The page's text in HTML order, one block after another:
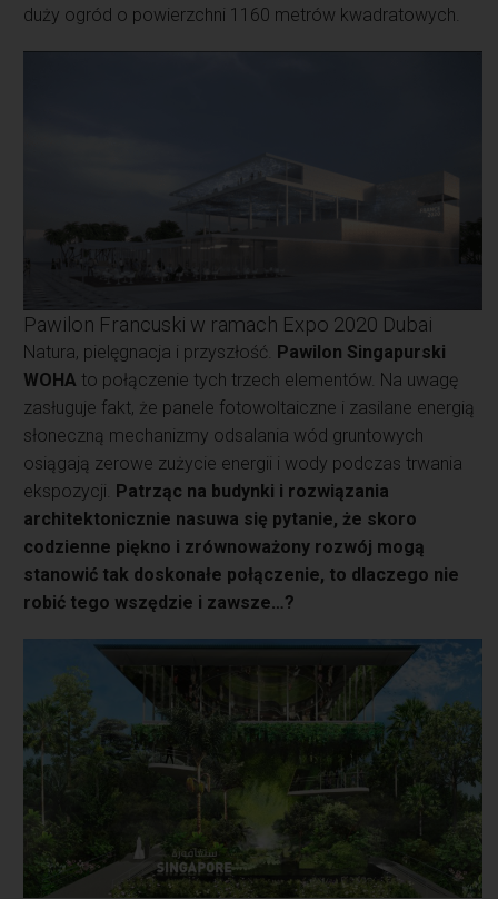
duży ogród o powierzchni 1160 metrów kwadratowych.
Pawilon Francuski w ramach Expo 2020 Dubai
Natura, pielęgnacja i przyszłość. Pawilon Singapurski
WOHA to połączenie tych trzech elementów. Na uwagę
zasługuje fakt, że panele fotowoltaiczne i zasilane energią
słoneczną mechanizmy odsalania wód gruntowych
osiągają zerowe zużycie energii i wody podczas trwania
ekspozycji. Patrząc na budynki i rozwiązania
architektonicznie nasuwa się pytanie, że skoro
codzienne piękno i zrównoważony rozwój mogą
stanowić tak doskonałe połączenie, to dlaczego nie
robić tego wszędzie i zawsze…?